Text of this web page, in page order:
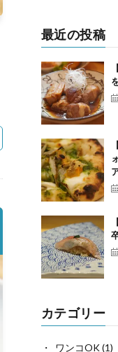
最近の投稿
カテゴリー
ワンコOK(1)